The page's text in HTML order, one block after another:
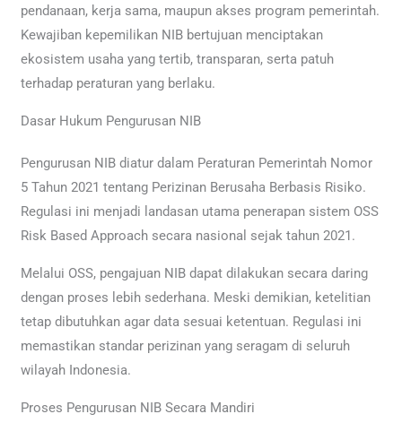
pendanaan, kerja sama, maupun akses program pemerintah.
Kewajiban kepemilikan NIB bertujuan menciptakan
ekosistem usaha yang tertib, transparan, serta patuh
terhadap peraturan yang berlaku.
Dasar Hukum Pengurusan NIB
Pengurusan NIB diatur dalam Peraturan Pemerintah Nomor
5 Tahun 2021 tentang Perizinan Berusaha Berbasis Risiko.
Regulasi ini menjadi landasan utama penerapan sistem OSS
Risk Based Approach secara nasional sejak tahun 2021.
Melalui OSS, pengajuan NIB dapat dilakukan secara daring
dengan proses lebih sederhana. Meski demikian, ketelitian
tetap dibutuhkan agar data sesuai ketentuan. Regulasi ini
memastikan standar perizinan yang seragam di seluruh
wilayah Indonesia.
Proses Pengurusan NIB Secara Mandiri